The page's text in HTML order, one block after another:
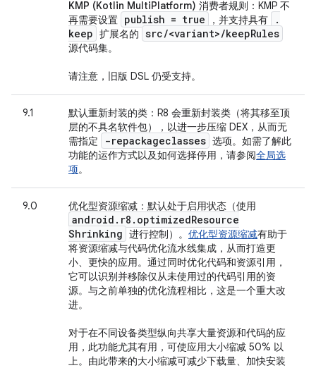
KMP (Kotlin MultiPlatform) 消费者规则 ：KMP 不
再需要设置 publish = true ，并支持具有
.
keep 扩展名的 src/<variant>/keepRules
源代码集。
请注意，旧版 DSL 仍受支持。
9.1 默认重新封装的类 ：R8 会重新封装类（将其移至顶
层的不具名软件包），以进一步压缩 DEX，从而无
需指定
-repackageclasses 选项。如需了解此
功能的运作方式以及如何选择停用，请参阅全局选
项。
9.0 优化型资源缩减 ：默认处于启用状态（使用
android . r8 . optimizedResource
Shrinking 进行控制）。 优化型资源缩减有助于
将资源缩减与代码优化流水线集成，从而打造更
小、更快的应用。通过同时优化代码和资源引用，
它可以识别并移除仅从未使用过的代码引用的资
源。与之前单独的优化流程相比，这是一个重大改
进。
对于在不同设备类型纵向共享大量资源和代码的应
用，此功能尤其有用，可使应用大小缩减 50% 以
上。由此带来的大小缩减可减少下载量、加快安装